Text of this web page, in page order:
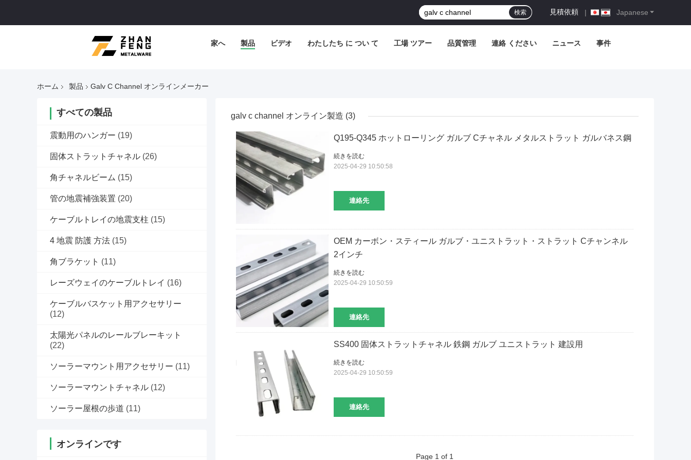
Japanese
見積依頼 |
検索
家へ 製品 ビデオ わたしたち に つい て 工場 ツアー 品質管理 連絡 ください ニュース 事件
ホーム 製品 Galv C Channel オンラインメーカー
すべての製品
震動用のハンガー (19)
固体ストラットチャネル (26)
角チャネルビーム (15)
管の地震補強装置 (20)
ケーブルトレイの地震支柱 (15)
4 地震 防護 方法 (15)
角ブラケット (11)
レーズウェイのケーブルトレイ (16)
ケーブルバスケット用アクセサリー
(12)
太陽光パネルのレールブレーキット
(22)
ソーラーマウント用アクセサリー (11)
ソーラーマウントチャネル (12)
ソーラー屋根の歩道 (11)
オンラインです
galv c channel オンライン製造 (3)
Q195-Q345 ホットローリング ガルブ Cチャネル メタルストラット ガルバネス鋼
連絡先
続きを読む
2025-04-29 10:50:58
OEM カーボン・スティール ガルブ・ユニストラット・ストラット Cチャンネル
2インチ
連絡先
続きを読む
2025-04-29 10:50:59
SS400 固体ストラットチャネル 鉄鋼 ガルブ ユニストラット 建設用
連絡先
続きを読む
2025-04-29 10:50:59
Page 1 of 1